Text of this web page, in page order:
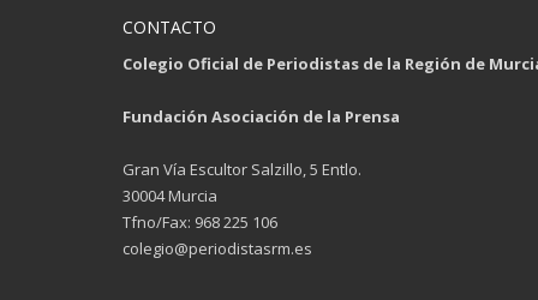
CONTACTO
Colegio Oficial de Periodistas de la Región de
Fundación Asociación de la Prensa
Gran Vía Escultor Salzillo, 5 Entlo.
30004 Murcia
Tfno/Fax: 968 225 106
colegio@periodistasrm.es